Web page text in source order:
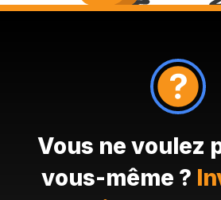
Vous ne voulez
vous-même ?